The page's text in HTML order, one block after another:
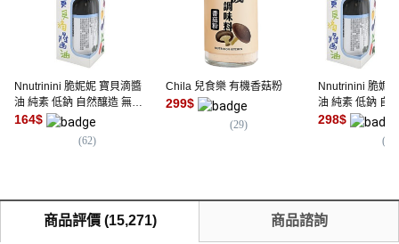
Nnutrinini 脆妮妮 寶貝滴醬
油 純素 低鈉 自然釀造 無添
加物 台灣國產純黑豆
164$
(62)
Chila 兒食樂 有機香菇粉
299$
(29)
Nnutrinini 脆妮
油 純素 低鈉 自
加物 台灣國產純
298$
(
商品評價(15,271) 商品諮詢